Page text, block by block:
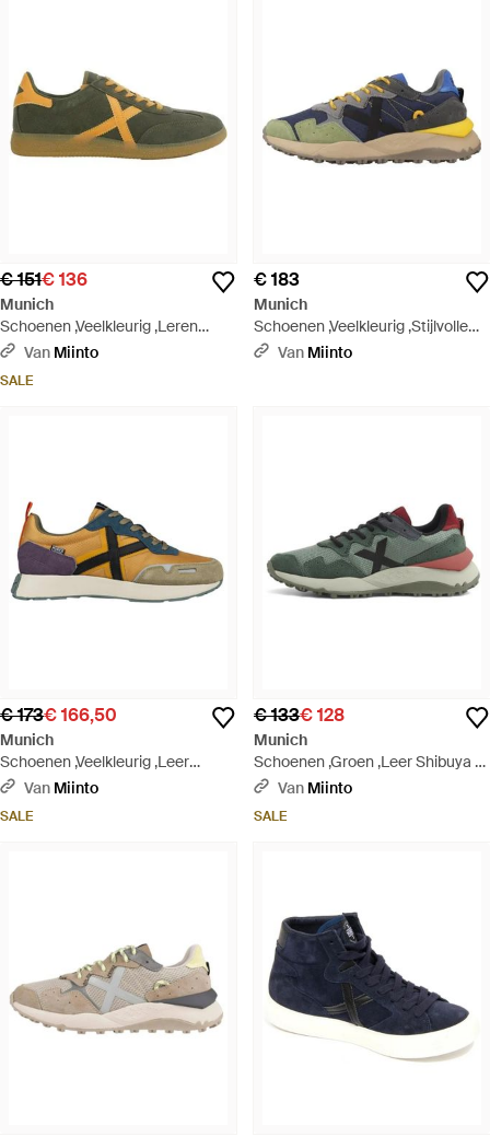
€ 151€ 136
Munich
Schoenen ,Veelkleurig ,Leren
Sneakers Schoenen - Groen
Van Miinto
SALE
€ 183
Munich
Schoenen ,Veelkleurig ,Stijlvolle
Sneakers Shibuya Model - Blauw
Van Miinto
€ 173€ 166,50
Munich
Schoenen ,Veelkleurig ,Leer
Sportieve Elegantie Xemine Road
Van Miinto
SALE
€ 133€ 128
Munich
Schoenen ,Groen ,Leer Shibuya 18
Sneaker - Groen
Van Miinto
SALE